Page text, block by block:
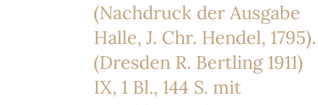
(Nachdruck der Ausgabe
Halle, J. Chr. Hendel, 1795).
(Dresden R. Bertling 1911)
IX, 1 Bl., 144 S. mit